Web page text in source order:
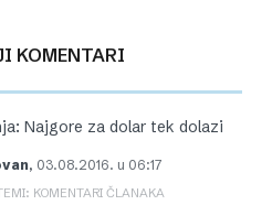
KOMENTARI
Najgore za dolar tek dolazi
, 03.08.2016. u 06:17
KOMENTARI ČLANAKA